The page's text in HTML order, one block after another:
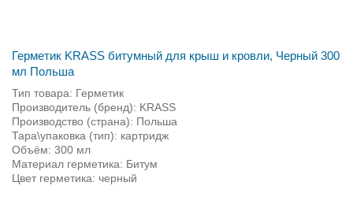
Герметик KRASS битумный для крыш и кровли, Черный 300
мл Польша
Тип товара: Герметик
Производитель (бренд): KRASS
Производство (страна): Польша
Тара\упаковка (тип): картридж
Объём: 300 мл
Материал герметика: Битум
Цвет герметика: черный